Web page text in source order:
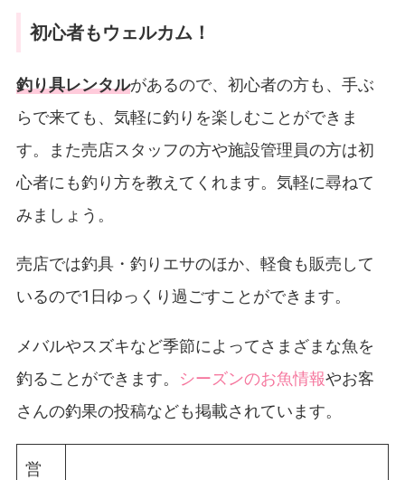
初心者もウェルカム！
釣り具レンタルがあるので、初心者の方も、手ぶ
らで来ても、気軽に釣りを楽しむことができま
す。また売店スタッフの方や施設管理員の方は初
心者にも釣り方を教えてくれます。気軽に尋ねて
みましょう。
売店では釣具・釣りエサのほか、軽食も販売して
いるので1日ゆっくり過ごすことができます。
メバルやスズキなど季節によってさまざまな魚を
釣ることができます。 シーズンのお魚情報やお客
さんの釣果の投稿なども掲載されています。
営